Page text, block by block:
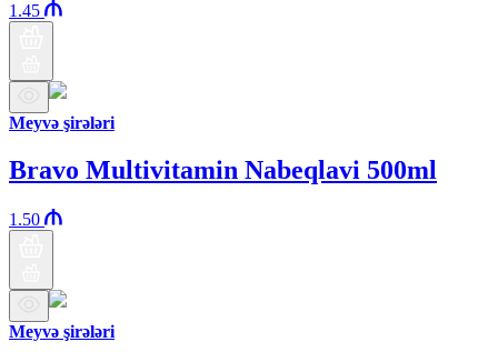
1.45
Meyvə şirələri
Bravo Multivitamin Nabeqlavi 500ml
1.50
Meyvə şirələri